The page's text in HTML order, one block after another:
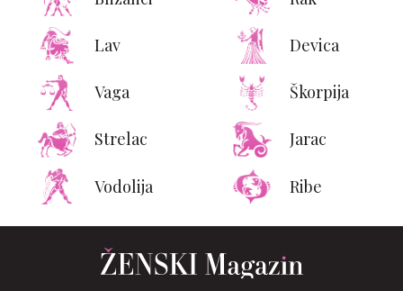
Lav Devica
Vaga Škorpija
Strelac Jarac
Vodolija Ribe